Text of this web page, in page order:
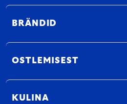
BRÄNDID
OSTLEMISEST
KULINA